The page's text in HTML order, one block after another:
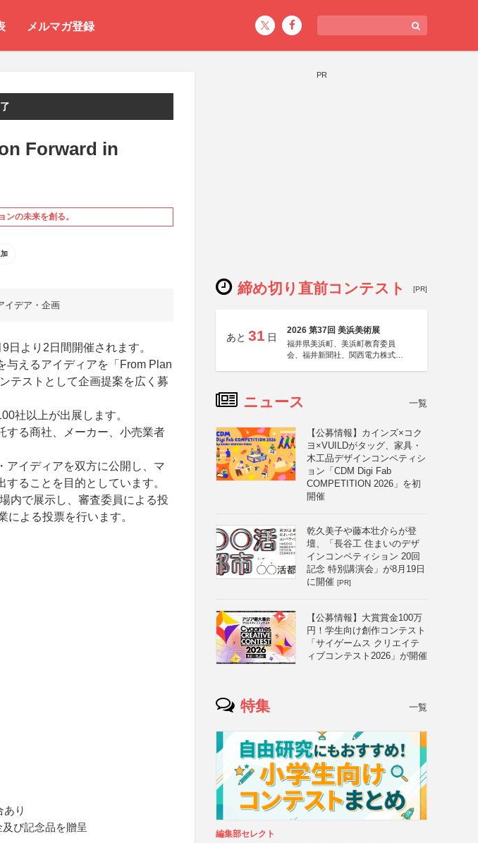
メルマガ登録
Forward in
ンの未来を創る。
イデア・企画
日より2日間開催されます。
与えるアイディアを「From Plan
テストとして企画提案を広く募
社以上が出展します。
する商社、メーカー、小売業者
アイディアを双方に公開し、マ
ることを目的としています。
内で展示し、審査委員による投
による投票を行います。
り
び記念品を贈呈
PR
締め切り直前コンテスト [PR]
あと 31 日
2026 第37回 美浜美術展
福井県美浜町、美浜町教育委員
会、福井新聞社、関西電力株式会
ニュース 一覧
【公募情報】カインズ×コク
ヨ×VUILDがタッグ、家具・
木工品デザインコンペティシ
ョン「CDM Digi Fab
COMPETITION 2026」を初
開催
乾久美子や藤本壮介らが登
壇、「長谷工 住まいのデザ
インコンペティション 20回
記念 特別講演会」が8月19日
に開催 [PR]
【公募情報】大賞賞金100万
円！学生向け創作コンテスト
「サイゲームス クリエイテ
ィブコンテスト2026」が開催
特集 一覧
編集部セレクト